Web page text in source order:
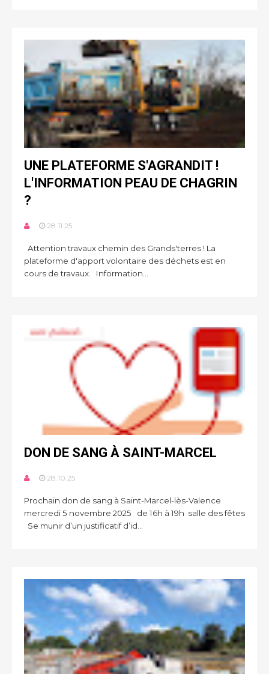
UNE PLATEFORME S'AGRANDIT !
L'INFORMATION PEAU DE CHAGRIN
?
28.11.25
Attention travaux chemin des Grands'terres ! La
plateforme d'apport volontaire des déchets est en
cours de travaux. Information...
DON DE SANG À SAINT-MARCEL
28.10.25
Prochain don de sang à Saint-Marcel-lès-Valence
mercredi 5 novembre 2025 de 16h à 19h salle des fêtes
Se munir d’un justificatif d’id...